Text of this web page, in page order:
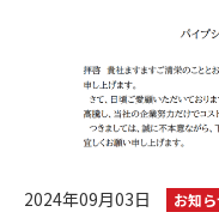
2024年09月03日 お知